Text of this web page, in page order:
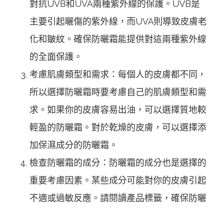
對抗UVB和UVA兩種紫外線的保護。UVB是
主要引起曬傷的紫外線，而UVA則導致皮膚老
化和皺紋。確保防曬霜能提供對這兩種紫外線
的全面保護。
考慮肌膚類型和需求：每個人的皮膚都不同，
所以選擇防曬霜時要考慮自己的肌膚類型和需
求。如果你的皮膚容易出油，可以選擇質地較
輕盈的防曬霜。對於乾燥的皮膚，可以選擇添
加保濕成分的防曬霜。
檢查防曬霜的成分：防曬霜的成分也是選擇的
重要考慮因素。某些成分可能對你的皮膚引起
不適或過敏反應。請閱讀產品標籤，確保防曬